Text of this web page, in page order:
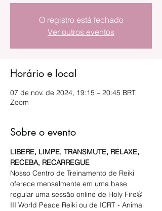
O registro está fechado
Ver outros eventos
Horário e local
07 de nov. de 2024, 19:15 – 20:45 BRT
Zoom
Sobre o evento
LIBERE, LIMPE, TRANSMUTE, RELAXE,
RECEBA, RECARREGUE
Nosso Centro de Treinamento de Reiki
oferece mensalmente em uma base
regular uma sessão online de Holy Fire®
III World Peace Reiki ou de ICRT - Animal